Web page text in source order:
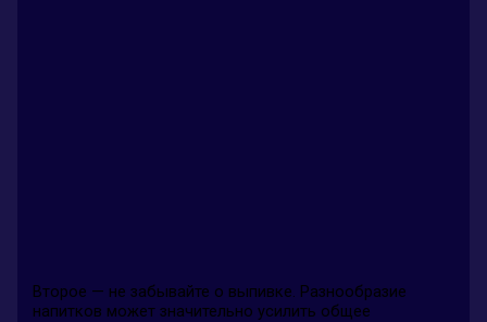
Второе — не забывайте о выпивке. Разнообразие
напитков может значительно усилить общее